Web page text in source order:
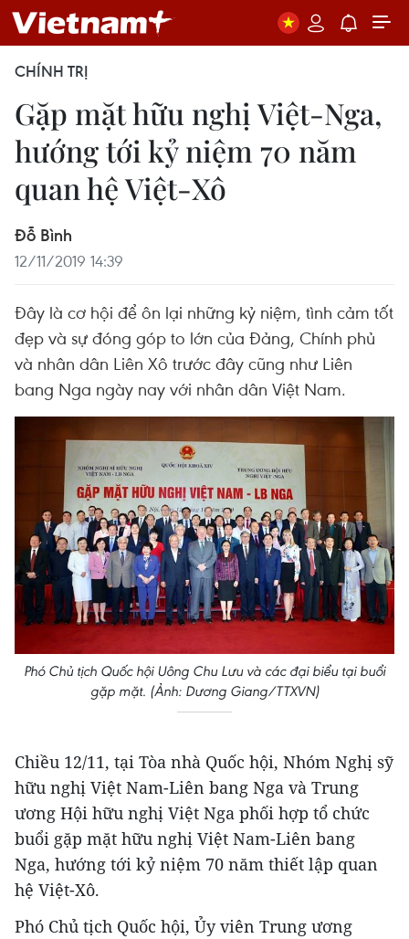
CHÍNH TRỊ
Gặp mặt hữu nghị Việt-Nga,
hướng tới kỷ niệm 70 năm
quan hệ Việt-Xô
Đỗ Bình
12/11/2019 14:39
Đây là cơ hội để ôn lại những kỷ niệm, tình cảm tốt
đẹp và sự đóng góp to lớn của Đảng, Chính phủ
và nhân dân Liên Xô trước đây cũng như Liên
bang Nga ngày nay với nhân dân Việt Nam.
Phó Chủ tịch Quốc hội Uông Chu Lưu và các đại biểu tại buổi
gặp mặt. (Ảnh: Dương Giang/TTXVN)
Chiều 12/11, tại Tòa nhà Quốc hội, Nhóm Nghị sỹ
hữu nghị Việt Nam-Liên bang Nga và Trung
ương Hội hữu nghị Việt Nga phối hợp tổ chức
buổi gặp mặt hữu nghị Việt Nam-Liên bang
Nga, hướng tới kỷ niệm 70 năm thiết lập quan
hệ Việt-Xô.
Phó Chủ tịch Quốc hội, Ủy viên Trung ương